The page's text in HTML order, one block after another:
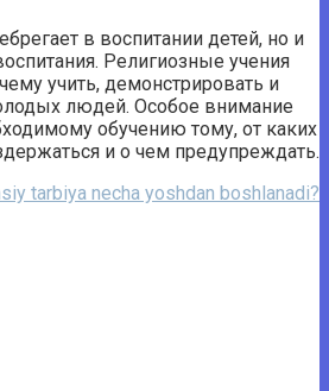
в воспитании детей, но и
Религиозные учения
учить, демонстрировать и
людей. Особое внимание
обучению тому, от каких
и о чем предупреждать.
tarbiya necha yoshdan boshlanadi?